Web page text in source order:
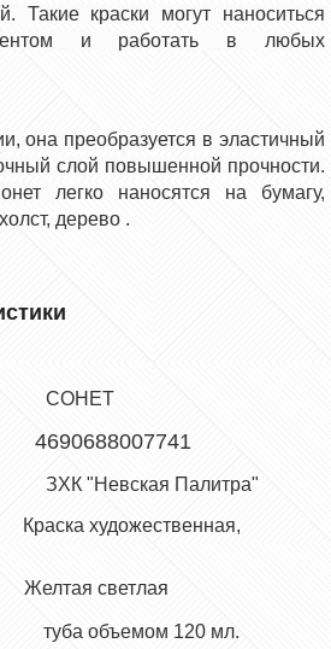
Такие краски могут наноситься
и работать в любых
она преобразуется в эластичный
слой повышенной прочности.
легко наносятся на бумагу,
дерево .
СОНЕТ
4690688007741
"Невская Палитра"
светлая
туба объемом 120 мл.